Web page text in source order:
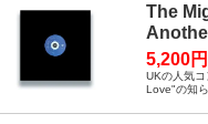
The
5,200
UKの人気
Love"の知